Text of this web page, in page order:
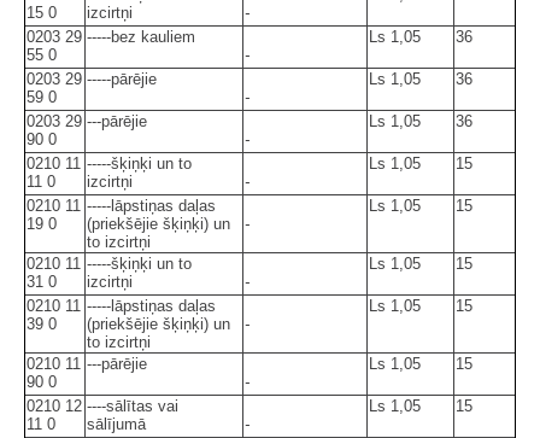
15 0
izcirtņi
-
0203 29
55 0
-----bez kauliem
-
Ls 1,05 36
0203 29
59 0
-----pārējie
-
Ls 1,05 36
0203 29
90 0
---pārējie
-
Ls 1,05 36
0210 11
11 0
-----šķiņķi un to
izcirtņi
-
Ls 1,05 15
0210 11
19 0
-----lāpstiņas daļas
(priekšējie šķiņķi) un
to izcirtņi
-
Ls 1,05 15
0210 11
31 0
-----šķiņķi un to
izcirtņi
-
Ls 1,05 15
0210 11
39 0
-----lāpstiņas daļas
(priekšējie šķiņķi) un
to izcirtņi
-
Ls 1,05 15
0210 11
90 0
---pārējie
-
Ls 1,05 15
0210 12
11 0
----sālītas vai
sālījumā
-
Ls 1,05 15